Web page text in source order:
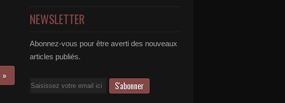
NEWSLETTER
Abonnez-vous pour être averti des nouveaux
articles publiés.
Email